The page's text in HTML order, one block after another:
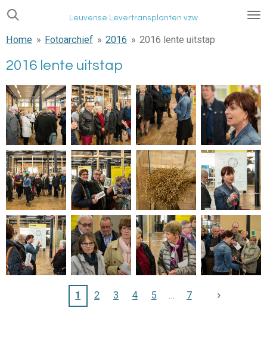
Ga
naar
hoofdinhoud
Leuvense Levertransplanten vzw
Home » Fotoarchief » 2016 » 2016 lente uitstap
2016 lente uitstap
1 2 3 4 5 7